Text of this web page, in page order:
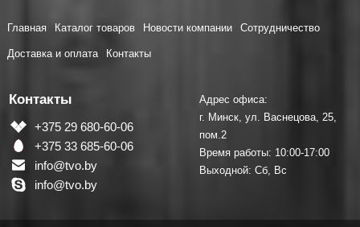
Главная Каталог товаров Новости компании Сотрудничество
Доставка и оплата Контакты
Контакты
+375 29 680-60-06
+375 33 685-60-06
info@tvo.by
info@tvo.by
Адрес офиса:
г. Минск, ул. Васнецова, 25,
пом.2
Время работы: 10:00-17:00
Выходной: Сб, Вс